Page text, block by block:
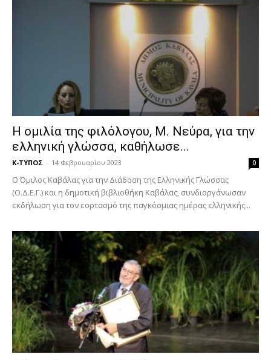
Η ομιλία της φιλόλογου, Μ. Νεύρα, για την
ελληνική γλώσσα, καθήλωσε...
Κ-ΤΥΠΟΣ - 14 Φεβρουαρίου 2023 0
Ο Όμιλος Καβάλας για την Διάδοση της Ελληνικής Γλώσσας
(Ο.Δ.Ε.Γ.) και η δημοτική βιβλιοθήκη Καβάλας, συνδιοργάνωσαν
εκδήλωση για τον εορτασμό της παγκόσμιας ημέρας ελληνικής...